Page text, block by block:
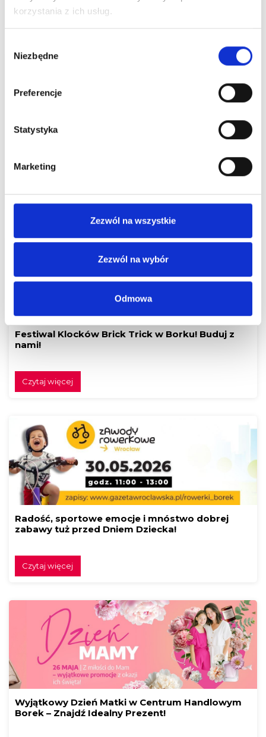
korzystania z ich usług.
zgody
Niezbędne
Preferencje
Statystyka
Marketing
Zezwól na wszystkie
Zezwól na wybór
Odmowa
Czytaj więcej
Centrum Handlowym Borek
Czytaj więcej
Festiwal Klocków Brick Trick w Borku! Buduj z
nami!
Czytaj więcej
Radość, sportowe emocje i mnóstwo dobrej
zabawy tuż przed Dniem Dziecka!
Czytaj więcej
Wyjątkowy Dzień Matki w Centrum Handlowym
Borek – Znajdź Idealny Prezent!